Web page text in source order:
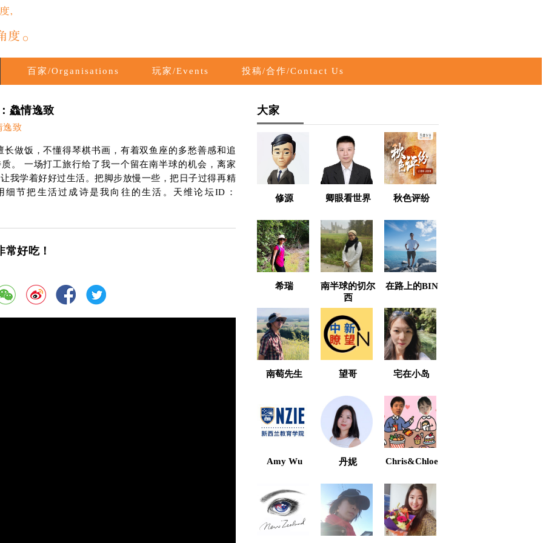
百家/Organisations 玩家/Events 投稿/合作/Contact Us
鱻情逸致
逸致
长做饭，不懂得琴棋书画，有着双鱼座的多愁善感和追
。 一场打工旅行给了我一个留在南半球的机会，离家
我学着好好过生活。把脚步放慢一些，把日子过得再精
细节把生活过成诗是我向往的生活。天维论坛ID：
好吃！
大家
修源 卿眼看世界 秋色评纷
希瑞
南半球的切尔
西
在路上的BIN
南萄先生 望哥 宅在小岛
Amy Wu 丹妮 Chris&Chloe